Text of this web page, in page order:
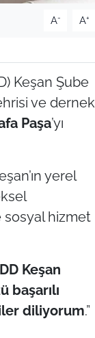
A- A+
Keşan Şube
ve dernek
Paşa’yı
yerel
hizmet
Keşan
başarılı
diliyorum.”